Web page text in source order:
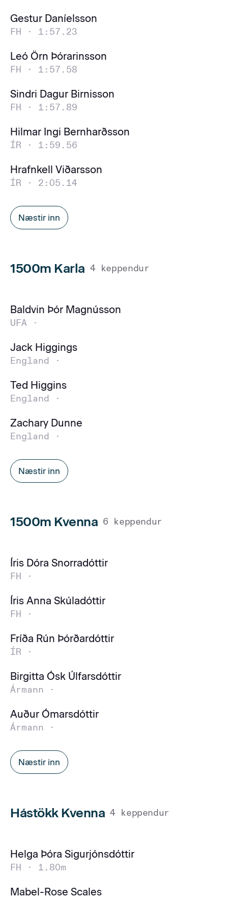
Gestur Daníelsson
FH · 1:57.23
Leó Örn Þórarinsson
FH · 1:57.58
Sindri Dagur Birnisson
FH · 1:57.89
Hilmar Ingi Bernharðsson
ÍR · 1:59.56
Hrafnkell Viðarsson
ÍR · 2:05.14
Næstir inn
1500m Karla 4 keppendur
Baldvin Þór Magnússon
UFA ·
Jack Higgings
England ·
Ted Higgins
England ·
Zachary Dunne
England ·
Næstir inn
1500m Kvenna 6 keppendur
Íris Dóra Snorradóttir
FH ·
Íris Anna Skúladóttir
FH ·
Fríða Rún Þórðardóttir
ÍR ·
Birgitta Ósk Úlfarsdóttir
Ármann ·
Auður Ómarsdóttir
Ármann ·
Næstir inn
Hástökk Kvenna 4 keppendur
Helga Þóra Sigurjónsdóttir
FH · 1.80m
Mabel-Rose Scales